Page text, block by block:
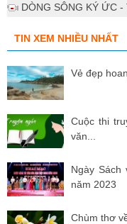
DÒNG SÔNG KÝ ỨC -
TIN XEM NHIỀU NHẤT
Vẻ đẹp
Cuộc thi
văn...
Ngày
năm 2023
Chùm thơ